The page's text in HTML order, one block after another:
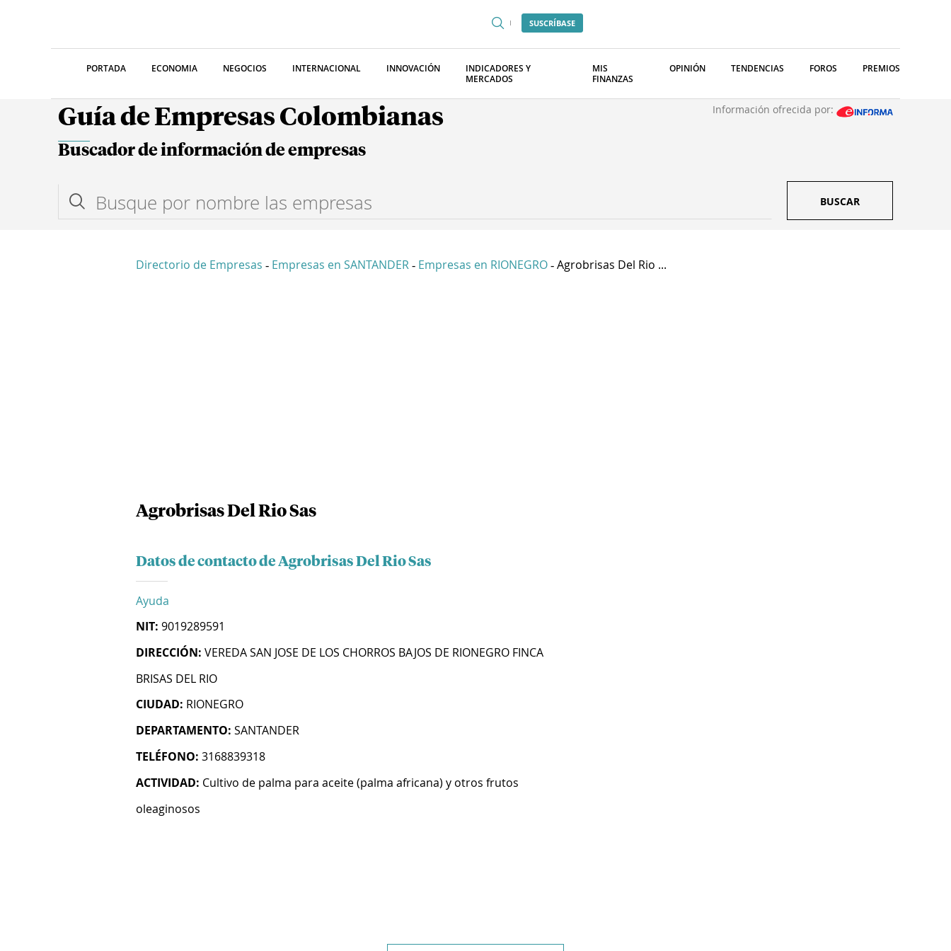
SUSCRÍBASE
PORTADA ECONOMIA NEGOCIOS INTERNACIONAL INNOVACIÓN
INDICADORES Y
MERCADOS
MIS
FINANZAS
OPINIÓN TENDENCIAS FOROS PREMIOS
Guía de Empresas Colombianas Información ofrecida por:
Buscador de información de empresas
BUSCAR
Directorio de Empresas - Empresas en SANTANDER - Empresas en RIONEGRO - Agrobrisas Del Rio ...
Agrobrisas Del Rio Sas
Datos de contacto de Agrobrisas Del Rio Sas
Ayuda
NIT: 9019289591
DIRECCIÓN: VEREDA SAN JOSE DE LOS CHORROS BAJOS DE RIONEGRO FINCA
BRISAS DEL RIO
CIUDAD: RIONEGRO
DEPARTAMENTO: SANTANDER
TELÉFONO: 3168839318
ACTIVIDAD: Cultivo de palma para aceite (palma africana) y otros frutos
oleaginosos